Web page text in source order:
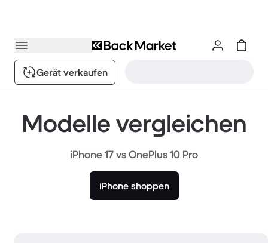
Gerät verkaufen
Modelle vergleichen
iPhone 17 vs OnePlus 10 Pro
iPhone shoppen